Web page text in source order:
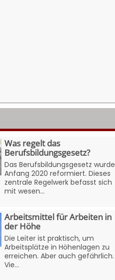
Was regelt das
Berufsbildungsgesetz?
Das Berufsbildungsgesetz wurde
Anfang 2020 reformiert. Dieses
zentrale Regelwerk befasst sich
mit wesen...
Arbeitsmittel für Arbeiten in
der Höhe
Die Leiter ist praktisch, um
Arbeitsplätze in Höhenlagen zu
erreichen. Aber auch gefährlich.
Vie...